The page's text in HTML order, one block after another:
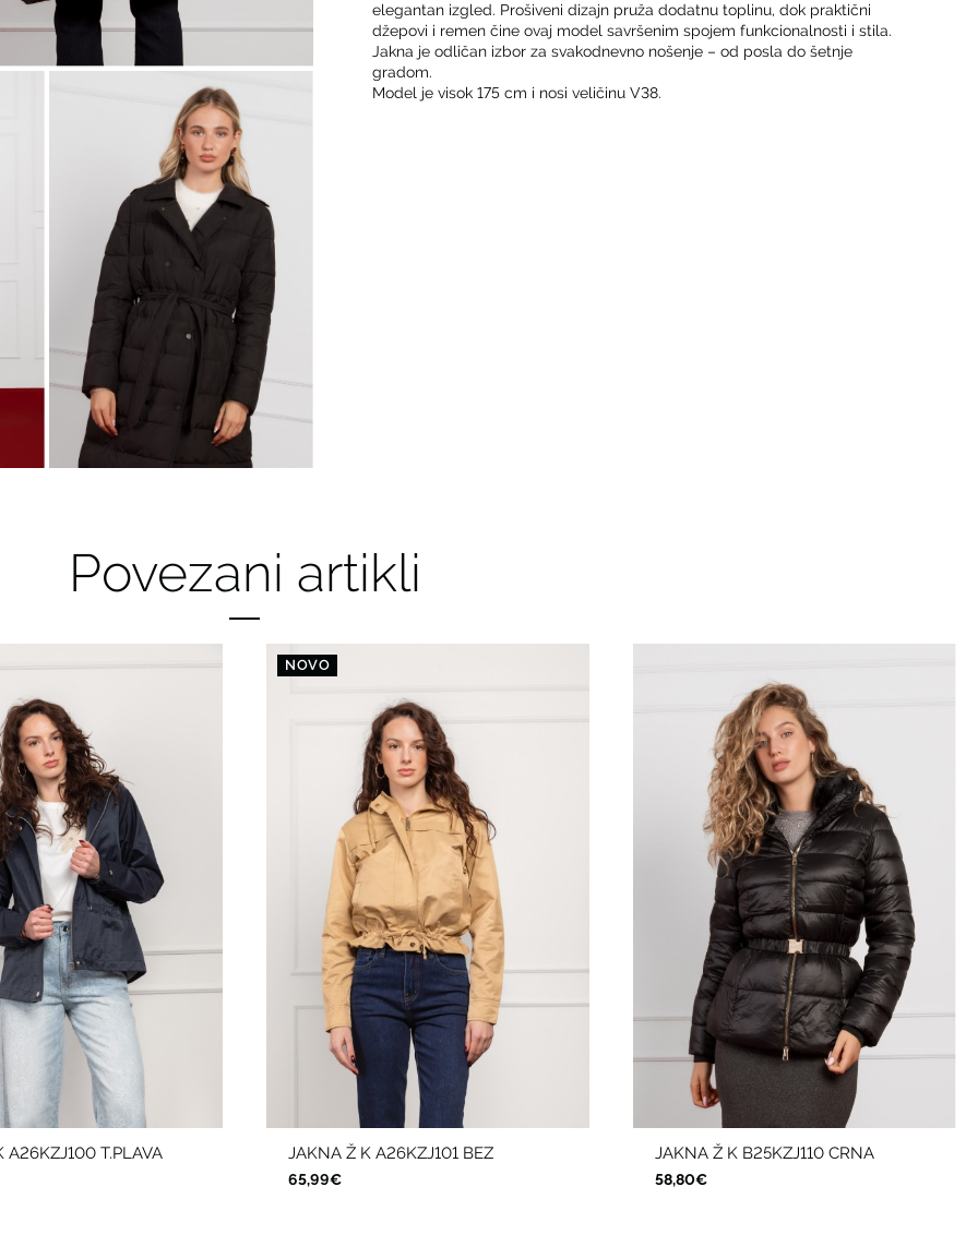
elegantan izgled. Prošiveni dizajn pruža dodatnu toplinu, dok praktični
džepovi i remen čine ovaj model savršenim spojem funkcionalnosti i stila.
Jakna je odličan izbor za svakodnevno nošenje – od posla do šetnje
gradom.
Model je visok 175 cm i nosi veličinu V38.
Povezani artikli
A26KZJ100 T.PLAVA
NOVO
JAKNA Ž K A26KZJ101 BEZ
65,99€
JAKNA Ž K B25KZJ110 CRNA
58,80€